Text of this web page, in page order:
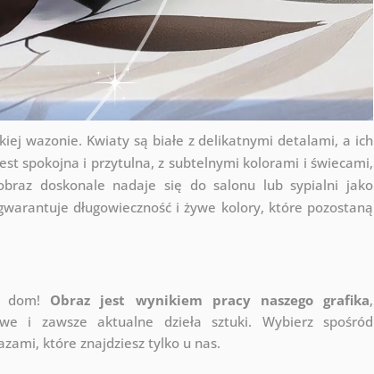
wazonie. Kwiaty są białe z delikatnymi detalami, a ich
spokojna i przytulna, z subtelnymi kolorami i świecami,
doskonale nadaje się do salonu lub sypialni jako
długowieczność i żywe kolory, które pozostaną
dom! Obraz jest wynikiem pracy naszego grafika,
i zawsze aktualne dzieła sztuki. Wybierz spośród
które znajdziesz tylko u nas.